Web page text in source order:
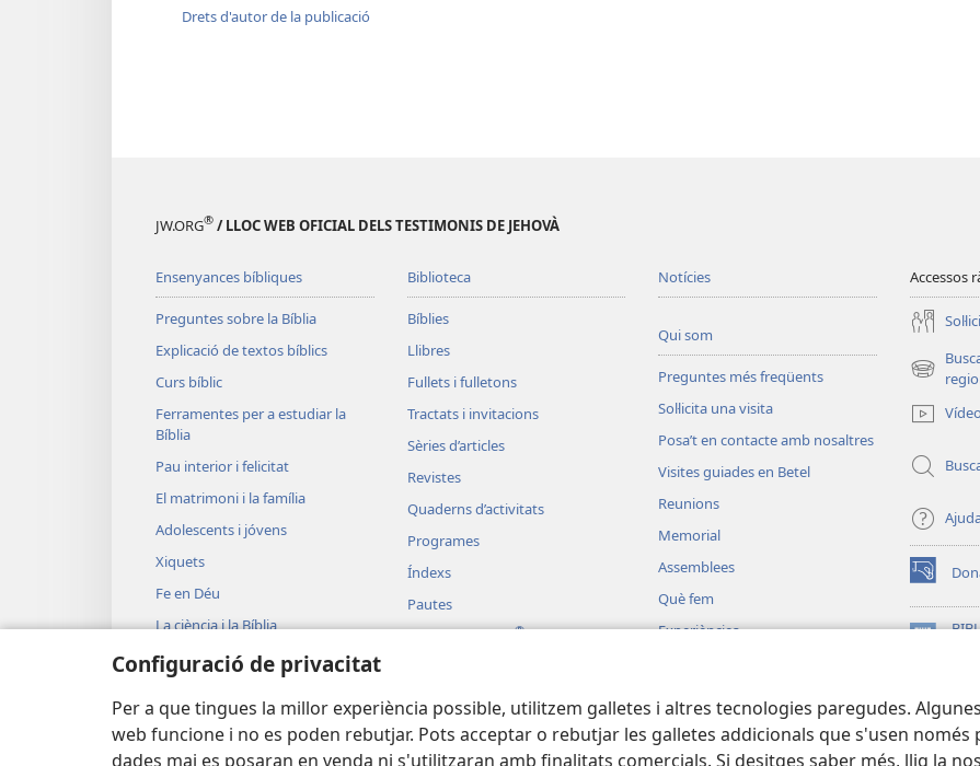
Configuració de privacitat
Per a que tingues la millor experiència possible, utilitzem galletes i altres tecnologies paregudes.
web funcione i no es poden rebutjar. Pots acceptar o rebutjar les galletes addicionals que s'usen
dades mai es posaran en venda ni s'utilitzaran amb finalitats comercials. Si desitges saber més, llig la
Drets d'autor de la publicació
JW.ORG® / LLOC WEB OFICIAL DELS TESTIMONIS DE JEHOVÀ
Ensenyances bíbliques
Preguntes sobre la Bíblia
Explicació de textos bíblics
Curs bíblic
Ferramentes per a estudiar la
Bíblia
Pau interior i felicitat
El matrimoni i la família
Adolescents i jóvens
Xiquets
Fe en Déu
La ciència i la Bíblia
La història i la Bíblia
Biblioteca
Bíblies
Llibres
Fullets i fulletons
Tractats i invitacions
Sèries d’articles
Revistes
Quaderns d’activitats
Programes
Índexs
Pautes
JW Broadcasting®
Música
Notícies
Qui som
Preguntes més freqüents
Soŀlicita una visita
Posa’t en contacte amb nosaltres
Visites guiades en Betel
Reunions
Memorial
Assemblees
Què fem
Experiències
Accessos
(obri
una
nova)
(obri
en
una
finestra
nova)